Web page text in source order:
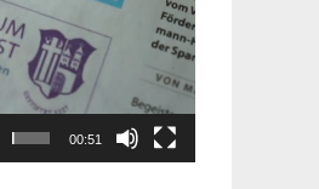
00:51